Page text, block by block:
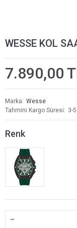
WESSE KOL
7.890,00
Marka
Wesse
Tahmini Kargo Süresi
3-
Renk
-